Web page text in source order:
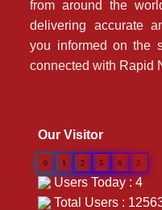
from around the
delivering accurate
you informed on the
connected with Rapid
Our Visitor
0 1 2 5 6 3
Users Today : 4
Total Users :